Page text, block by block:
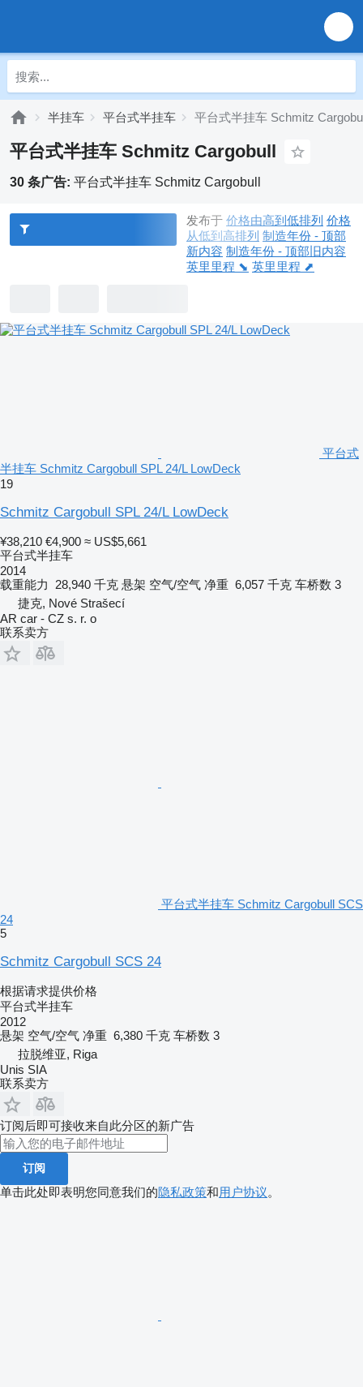
半挂车 平台式半挂车 平台式半挂车 Schmitz
平台式半挂车 Schmitz Cargobull
30 条广告: 平台式半挂车 Schmitz Cargobull
发布于 价格由高到低排列 价格
从低到高排列 制造年份 - 顶部
新内容 制造年份 - 顶部旧内容
英里里程 ⬊ 英里里程 ⬈
平台式
半挂车 Schmitz Cargobull SPL 24/L LowDeck
19
Schmitz Cargobull SPL 24/L LowDeck
¥38,210 €4,900 ≈ US$5,661
平台式半挂车
2014
载重能力
28,940 千克 悬架 空气/空气 净重 6,057 千克 车桥数 3
捷克, Nové Strašecí
AR car - CZ s. r. o
联系卖方
平台式半挂车 Schmitz Cargobull SCS
24
5
Schmitz Cargobull SCS 24
根据请求提供价格
平台式半挂车
2012
悬架 空气/空气 净重 6,380 千克 车桥数 3
拉脱维亚, Riga
Unis SIA
联系卖方
订阅后即可接收来自此分区的新广告
订阅
单击此处即表明您同意我们的隐私政策和用户协议。